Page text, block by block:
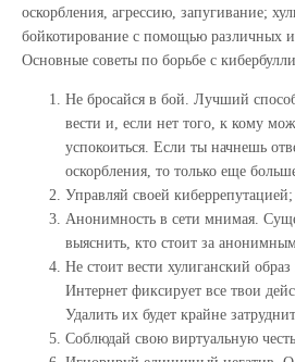
оскорбления, агрессию, запугивание;
бойкотирование с помощью различных
Основные советы по борьбе с
Не бросайся в бой. Лучший
вести и, если нет того, к кому
успокоиться. Если ты начнешь
оскорбления, то только еще
Управляй своей киберрепутацией;
Анонимность в сети мнимая.
выяснить, кто стоит за
Не стоит вести хулиганский
Интернет фиксирует все твои
Удалить их будет крайне
Соблюдай свою виртуальную